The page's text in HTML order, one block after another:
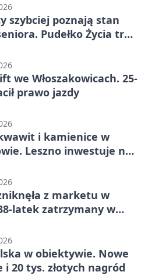
szybciej poznają stan
Pudełko Życia trafi
we Włoszakowicach. 25-
prawo jazdy
i kamienice w
Leszno inwestuje na
z marketu w
latek zatrzymany w
w obiektywie. Nowe
20 tys. złotych nagród